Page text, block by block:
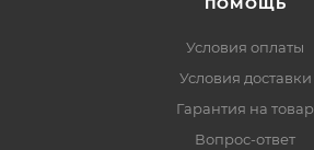
ПОМОЩЬ
Условия оплаты
Условия доставки
Гарантия на товар
Вопрос-ответ